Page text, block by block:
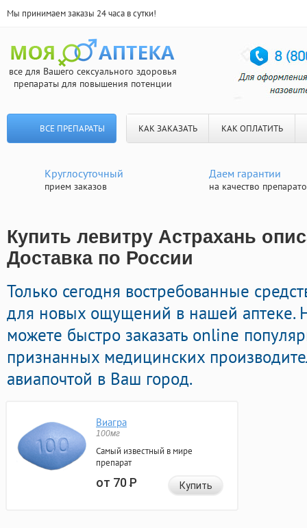
Мы принимаем заказы 24 часа в сутки!
все для Вашего сексуального здоровья
препараты для повышения потенции
ВСЕ ПРЕПАРАТЫ КАК ЗАКАЗАТЬ КАК ОПЛАТИТЬ
Круглосуточный
прием заказов
Даем гарантии
на качество
Купить левитру Астрахань
Доставка по России
Только сегодня востребованные
для новых ощущений в нашей аптеке.
можете быстро заказать online
признанных медицинских
авиапочтой в Ваш город.
Виагра
100мг
Самый известный в мире
препарат
от 70Р Купить